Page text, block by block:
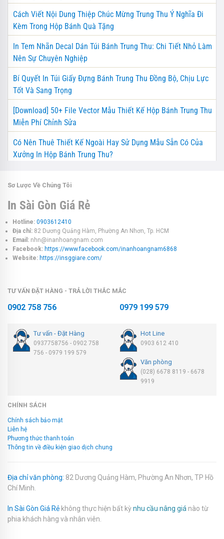
Cách Viết Nội Dung Thiệp Chúc Mừng Trung Thu Ý Nghĩa Đi
Kèm Trong Hộp Bánh Quà Tặng
In Tem Nhãn Decal Dán Túi Bánh Trung Thu: Chi Tiết Nhỏ Làm
Nên Sự Chuyên Nghiệp
Bí Quyết In Túi Giấy Đựng Bánh Trung Thu Đồng Bộ, Chịu Lực
Tốt Và Sang Trọng
[Download] 50+ File Vector Mẫu Thiết Kế Hộp Bánh Trung Thu
Miễn Phí Chỉnh Sửa
Có Nên Thuê Thiết Kế Ngoài Hay Sử Dụng Mẫu Sẵn Có Của
Xưởng In Hộp Bánh Trung Thu?
Sơ Lược Về Chúng Tôi
In Sài Gòn Giá Rẻ
Hotline: 0903612410
Địa chỉ: 82 Dương Quảng Hàm, Phường An Nhơn, Tp. HCM
Email: nhn@inanhoangnam.com
Facebook: https://www.facebook.com/inanhoangnam6868
Website: https://insggiare.com/
TƯ VẤN ĐẶT HÀNG - TRẢ LỜI THẮC MẮC
0902 758 756 0979 199 579
Tư vấn - Đặt Hàng
0937758756 - 0902 758
756 - 0979 199 579
Hot Line
0903 612 410
Văn phòng
(028) 6678 8119 - 6678
9919
CHÍNH SÁCH
Chính sách bảo mật
Liên hệ
Phương thức thanh toán
Thông tin về điều kiện giao dịch chung
Địa chỉ văn phòng: 82 Dương Quảng Hàm, Phường An Nhơn, TP Hồ
Chí Minh.
In Sài Gòn Giá Rẻ không thực hiện bất kỳ nhu cầu nâng giá nào từ
phia khách hàng và nhân viên.